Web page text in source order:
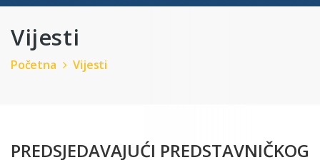
Vijesti
Početna Vijesti
PREDSJEDAVAJUĆI PREDSTAVNIČKOG